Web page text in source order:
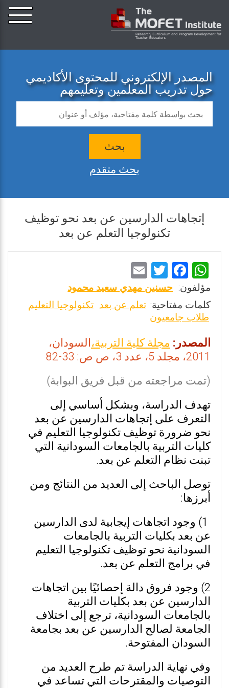
المصدر الإلكتروني للمحتوى الأكاديمي
حول تدريب المعلمين وتعليمهم
بحث
بحث متقدم
إتجاهات الدارسين عن بعد نحو توظيف
تكنولوجيا التعلم عن بعد
W
h
at
s
A
p
p
F
a
ce
b
o
k
T
wi
tt
er
m
ai
مؤلفون: حسنين مهدي سعيد محمود
كلمات مفتاحية: تعلم عن بعد تكنولوجيا التعليم
طلاب جامعيون
المصدر:مجلة كلية التربية،السودان،
2011، مجلد 5، عدد 3، ص ص: 33-82
(تمت مراجعته من قبل فريق البوابة)
تهدف الدراسة، وبشكل أساسي إلى
التعرف على إتجاهات الدارسين عن بعد
نحو ضرورة توظيف تكنولوجيا التعليم في
كليات التربية بالجامعات السودانية التي
تبنت نظام التعلم عن بعد.
توصل الباحث إلى العديد من النتائج ومن
أبرزها:
1) وجود اتجاهات إيجابية لدى الدارسين
عن بعد بكليات التربية بالجامعات
السودانية نحو توظيف تكنولوجيا التعليم
في برامج التعلم عن بعد.
2) وجود فروق دالة إحصائيًا بين اتجاهات
الدارسين عن بعد بكليات التربية
بالجامعات السودانية، ترجع إلى اختلاف
الجامعة لصالح الدارسين عن بعد بجامعة
السودان المفتوحة.
وفي نهاية الدراسة تم طرح العديد من
التوصيات والمقترحات التي تساعد في